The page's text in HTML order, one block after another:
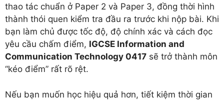
thao tác chuẩn ở Paper 2 và Paper 3, đồng thời hình
thành thói quen kiểm tra đầu ra trước khi nộp bài. Khi
bạn làm chủ được tốc độ, độ chính xác và cách đọc
yêu cầu chấm điểm, IGCSE Information and
Communication Technology 0417 sẽ trở thành môn
“kéo điểm” rất rõ rệt.
Nếu bạn muốn học hiệu quả hơn, tiết kiệm thời gian